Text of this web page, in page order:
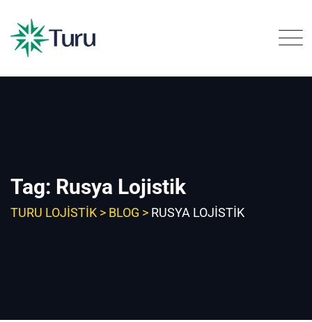
content
Tag: Rusya Lojistik
TURU LOJISTIK > BLOG > RUSYA LOJISTIK